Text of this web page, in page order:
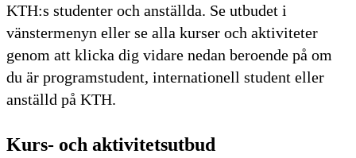
KTH:s studenter och anställda. Se utbudet i
vänstermenyn eller se alla kurser och aktiviteter
genom att klicka dig vidare nedan beroende på om
du är programstudent, internationell student eller
anställd på KTH.
Kurs- och aktivitetsutbud